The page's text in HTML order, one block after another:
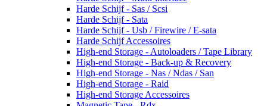
Harde Schijf - Sas / Scsi
Harde Schijf - Sata
Harde Schijf - Usb / Firewire / E-sata
Harde Schijf Accessoires
High-end Storage - Autoloaders / Tape Library
High-end Storage - Back-up & Recovery
High-end Storage - Nas / Ndas / San
High-end Storage - Raid
High-end Storage Accessoires